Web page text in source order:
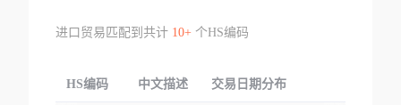
进口贸易匹配到共计 10+个HS编码
HS编码 中文描述 交易日期分布